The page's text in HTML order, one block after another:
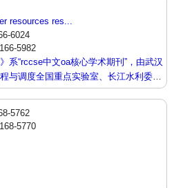
resources res...
6024
5982
系“rccse中文oa核心学术期刊”，由武汉
与调度全国重点实验室、长江水利委员
办，是开放获取期刊，以传播和展示世
宗旨，着重介绍水文科学，水资源开发
5762
5770